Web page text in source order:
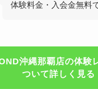
体験料金・入会金無料
沖縄那覇店の体験
ついて詳しく見る